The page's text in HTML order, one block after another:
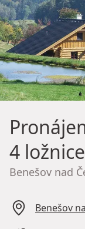
4
Benešov nad
Benešov